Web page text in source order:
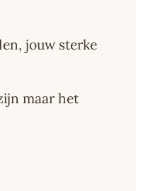
jouw sterke
maar het